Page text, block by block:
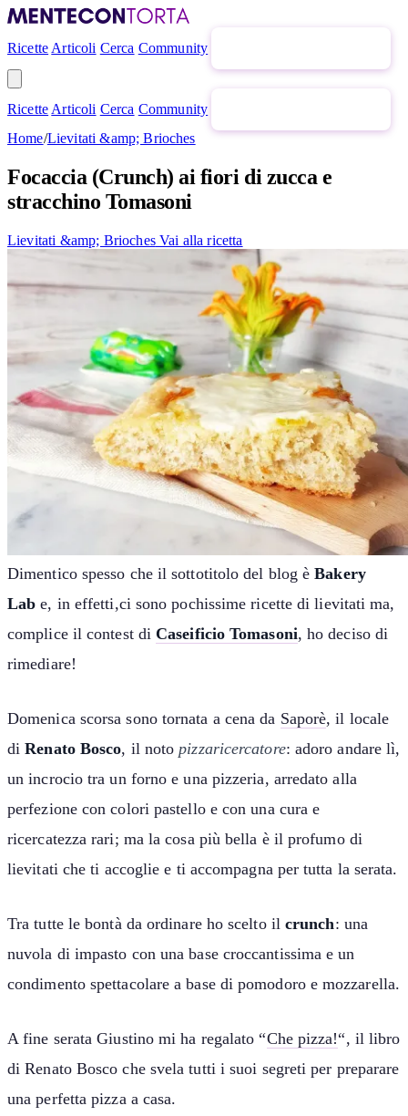
Ricette Articoli Cerca Community
Ricette Articoli Cerca Community
Home/Lievitati &amp; Brioches
Focaccia (Crunch) ai fiori di zucca e
stracchino Tomasoni
Lievitati &amp; BriochesVai alla ricetta
Dimentico spesso che il sottotitolo del blog èBakery
Labe, in effetti,ci sono pochissime ricette di lievitati ma,
complice il contest di Caseificio Tomasoni, ho deciso di
rimediare!
Domenica scorsa sono tornata a cena da Saporè, il locale
diRenato Bosco, il noto pizzaricercatore: adoro andare lì,
un incrocio tra un forno e una pizzeria, arredato alla
perfezione con colori pastello e con una cura e
ricercatezza rari; ma la cosa più bella è il profumo di
lievitati che ti accoglie e ti accompagna per tutta la serata.
Tra tutte le bontà da ordinare ho scelto il crunch: una
nuvola di impasto con una base croccantissima e un
condimento spettacolare a base di pomodoro e mozzarella.
A fine serata Giustino mi ha regalato “Che pizza!“, il libro
di Renato Bosco che svela tutti i suoi segreti per preparare
una perfetta pizza a casa.